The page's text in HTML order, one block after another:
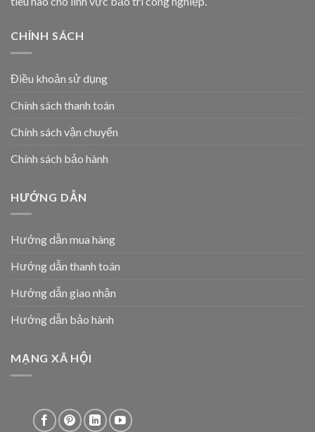
CHÍNH SÁCH
Điều khoản sử dụng
Chính sách thanh toán
Chính sách vận chuyển
Chính sách bảo hành
HƯỚNG DẪN
Hướng dẫn mua hàng
Hướng dẫn thanh toán
Hướng dẫn giao nhận
Hướng dẫn bảo hành
MẠNG XÃ HỘI